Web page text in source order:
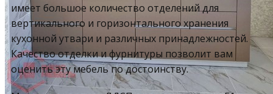
имеет большое количество отделений для
вертикального и горизонтального хранения
кухонной утвари и различных принадлежностей.
Качество отделки и фурнитуры позволит вам
оценить эту мебель по достоинству.